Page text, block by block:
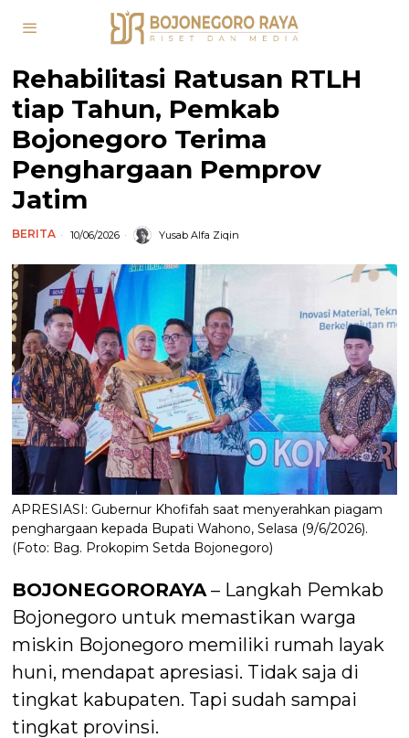
Rehabilitasi Ratusan RTLH
tiap Tahun, Pemkab
Bojonegoro Terima
Penghargaan Pemprov
Jatim
BERITA 10/06/2026 Yusab Alfa Ziqin
APRESIASI: Gubernur Khofifah saat menyerahkan piagam
penghargaan kepada Bupati Wahono, Selasa (9/6/2026).
(Foto: Bag. Prokopim Setda Bojonegoro)
BOJONEGORORAYA– Langkah Pemkab
Bojonegoro untuk memastikan warga
miskin Bojonegoro memiliki rumah layak
huni, mendapat apresiasi. Tidak saja di
tingkat kabupaten. Tapi sudah sampai
tingkat provinsi.